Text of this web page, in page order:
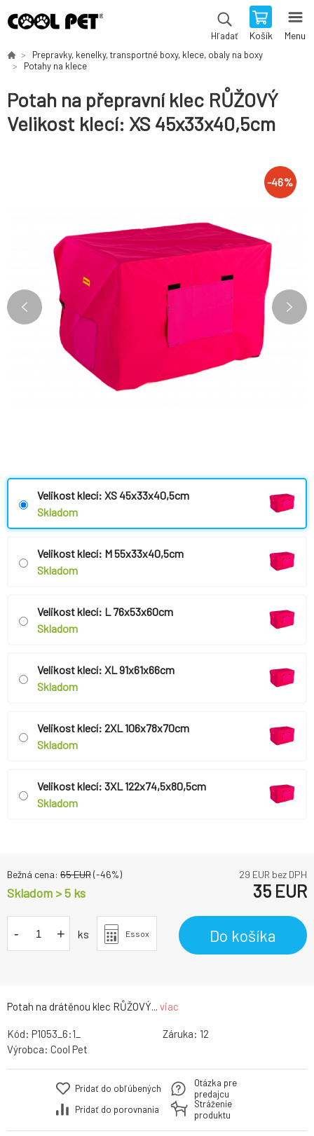
Hľadať Košík Menu
Prepravky, kenelky, transportné boxy, klece, obaly na boxy
Potahy na klece
Potah na přepravní klec RŮŽOVÝ
Velikost klecí: XS 45x33x40,5cm
-46%
Potah na drátěnou klec RŮŽOVÝ... viac
Velikost klecí: XS 45x33x40,5cm
Skladom
Velikost klecí: M 55x33x40,5cm
Skladom
Velikost klecí: L 76x53x60cm
Skladom
Velikost klecí: XL 91x61x66cm
Skladom
Velikost klecí: 2XL 106x78x70cm
Skladom
Velikost klecí: 3XL 122x74,5x80,5cm
Skladom
Bežná cena: 65EUR(-46%) 29 EUR bez DPH
Skladom > 5 ks 35 EUR
- + ks Essox Do košíka
Kód: P1053_6:1_ Záruka: 12
Výrobca: Cool Pet
Pridať do obľúbených
Pridať do porovnania
Otázka pre
predajcu
Stráženie
produktu